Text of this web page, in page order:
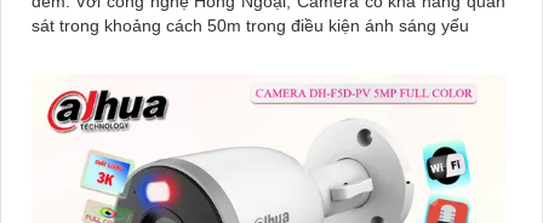
sát trong khoảng cách 50m trong điều kiện ánh sáng yếu